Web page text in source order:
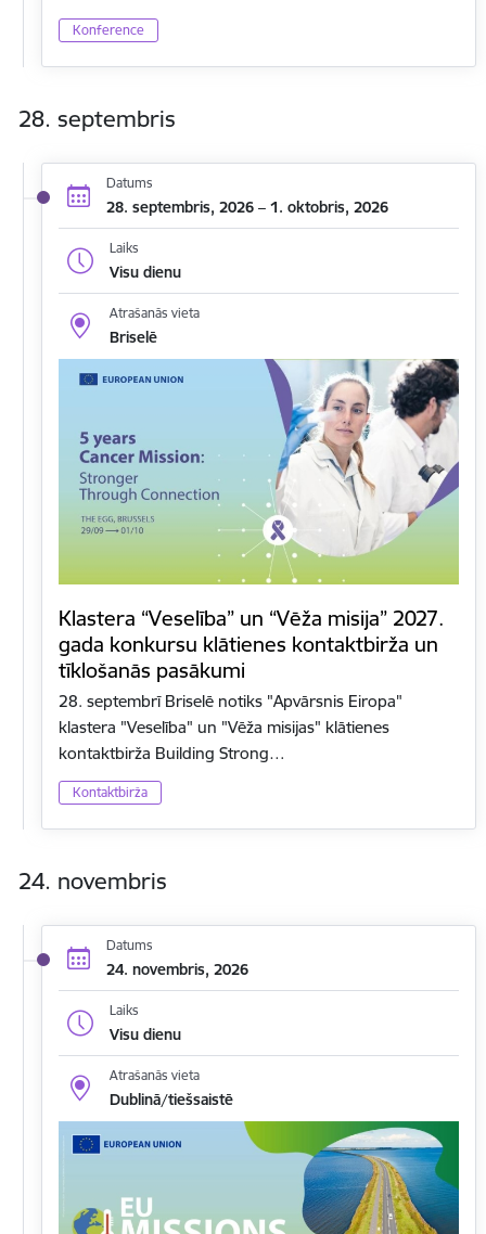
Konference
28. septembris
Datums
28. septembris, 2026 – 1. oktobris, 2026
Laiks
Visu dienu
Atrašanās vieta
Briselē
Klastera “Veselība” un “Vēža misija” 2027.
gada konkursu klātienes kontaktbirža un
tīklošanās pasākumi
28. septembrī Briselē notiks "Apvārsnis Eiropa"
klastera "Veselība" un "Vēža misijas" klātienes
kontaktbirža Building Strong…
Kontaktbirža
24. novembris
Datums
24. novembris, 2026
Laiks
Visu dienu
Atrašanās vieta
Dublinā/tiešsaistē